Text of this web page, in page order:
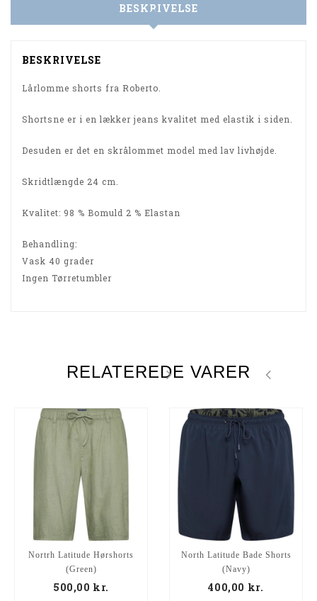
BESKRIVELSE
BESKRIVELSE
Lårlomme shorts fra Roberto.
Shortsne er i en lækker jeans kvalitet med elastik i siden.
Desuden er det en skrålommet model med lav livhøjde.
Skridtlængde 24 cm.
Kvalitet: 98 % Bomuld 2 % Elastan
Behandling:
Vask 40 grader
Ingen Tørretumbler
RELATEREDE VARER
Nortrh Latitude Hørshorts
(Green)
500,00kr.
North Latitude Bade Shorts
(Navy)
400,00 kr.